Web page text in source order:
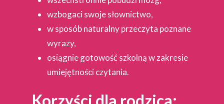
wzbogaci swoje słownictwo,
w sposób naturalny przeczyta poznane
wyrazy,
osiągnie gotowość szkolną w zakresie
umiejętności czytania.